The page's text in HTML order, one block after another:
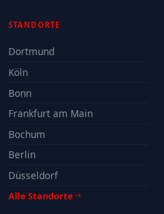
STANDORTE
Dortmund
Köln
Bonn
Frankfurt am Main
Bochum
Berlin
Düsseldorf
Alle Standorte